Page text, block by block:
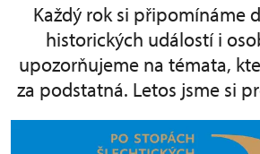
Každý rok si připomínáme
historických událostí i
upozorňujeme na témata,
za podstatná. Letos jsme si